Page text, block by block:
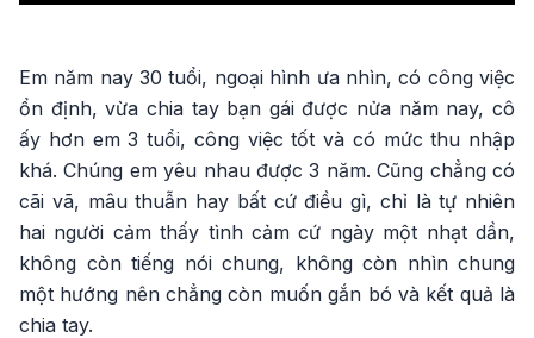
Em năm nay 30 tuổi, ngoại hình ưa nhìn, có công việc
ổn định, vừa chia tay bạn gái được nửa năm nay, cô
ấy hơn em 3 tuổi, công việc tốt và có mức thu nhập
khá. Chúng em yêu nhau được 3 năm. Cũng chẳng có
cãi vã, mâu thuẫn hay bất cứ điều gì, chỉ là tự nhiên
hai người cảm thấy tình cảm cứ ngày một nhạt dần,
không còn tiếng nói chung, không còn nhìn chung
một hướng nên chẳng còn muốn gắn bó và kết quả là
chia tay.